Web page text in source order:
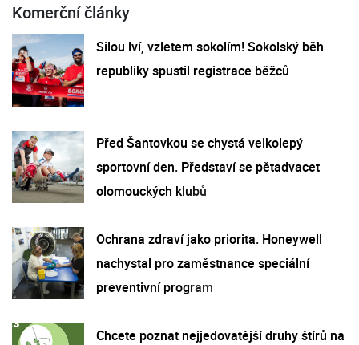
Komerční články
Silou lví, vzletem sokolím! Sokolský běh
republiky spustil registrace běžců
Před Šantovkou se chystá velkolepý
sportovní den. Představí se pětadvacet
olomouckých klubů
Ochrana zdraví jako priorita. Honeywell
nachystal pro zaměstnance speciální
preventivní program
Chcete poznat nejjedovatější druhy štírů na